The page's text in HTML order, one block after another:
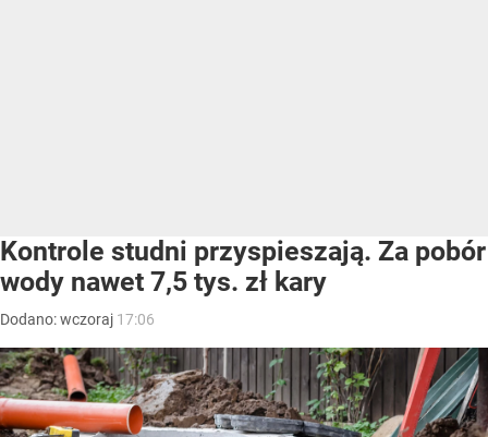
Kontrole studni przyspieszają. Za pobór
wody nawet 7,5 tys. zł kary
Dodano:wczoraj 17:06